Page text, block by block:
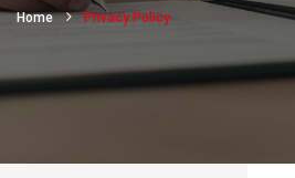
Home Privacy Policy